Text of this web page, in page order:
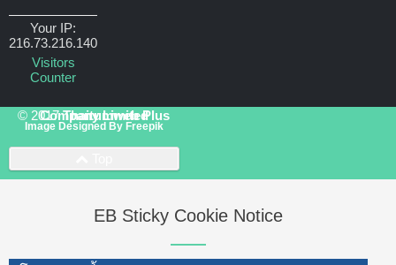
Your IP:
216.73.216.140
Visitors
Counter
© 2017Thaitumweb Plus Company Limited
Image Designed By Freepik
EB Sticky Cookie Notice